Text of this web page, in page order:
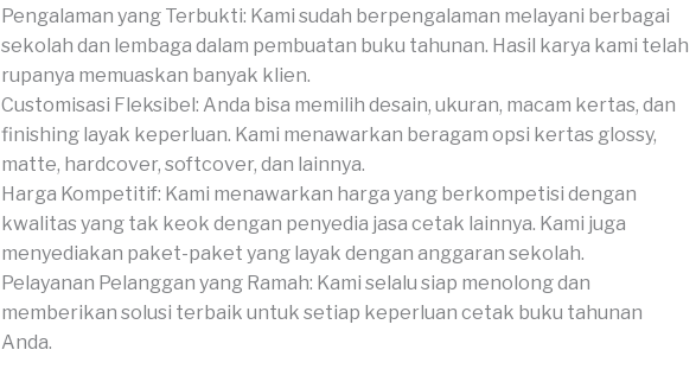
Pengalaman yang Terbukti: Kami sudah berpengalaman melayani berbagai
sekolah dan lembaga dalam pembuatan buku tahunan. Hasil karya kami telah
rupanya memuaskan banyak klien.
Customisasi Fleksibel: Anda bisa memilih desain, ukuran, macam kertas, dan
finishing layak keperluan. Kami menawarkan beragam opsi kertas glossy,
matte, hardcover, softcover, dan lainnya.
Harga Kompetitif: Kami menawarkan harga yang berkompetisi dengan
kwalitas yang tak keok dengan penyedia jasa cetak lainnya. Kami juga
menyediakan paket-paket yang layak dengan anggaran sekolah.
Pelayanan Pelanggan yang Ramah: Kami selalu siap menolong dan
memberikan solusi terbaik untuk setiap keperluan cetak buku tahunan
Anda.